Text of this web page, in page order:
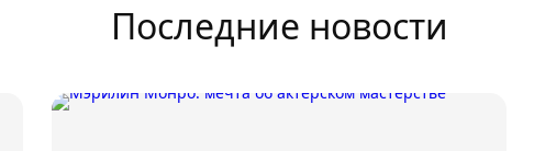
Последние новости